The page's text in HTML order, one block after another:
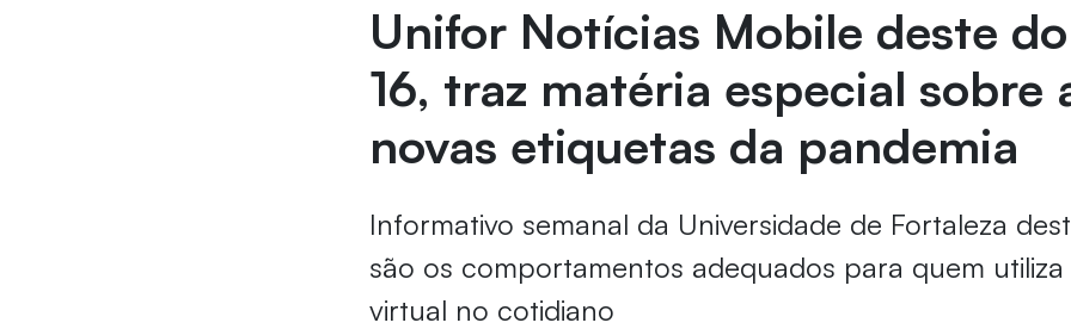
Unifor Notícias Mobile deste
16, traz matéria especial sobre
novas etiquetas da pandemia
Informativo semanal da Universidade de Fortaleza
são os comportamentos adequados para quem
virtual no cotidiano